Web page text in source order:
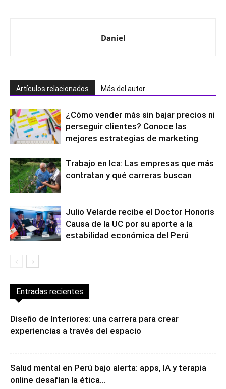
Daniel
Artículos relacionados Más del autor
¿Cómo vender más sin bajar precios ni
perseguir clientes? Conoce las
mejores estrategias de marketing
Trabajo en Ica: Las empresas que más
contratan y qué carreras buscan
Julio Velarde recibe el Doctor Honoris
Causa de la UC por su aporte a la
estabilidad económica del Perú
Entradas recientes
Diseño de Interiores: una carrera para crear
experiencias a través del espacio
Salud mental en Perú bajo alerta: apps, IA y terapia
online desafían la ética...